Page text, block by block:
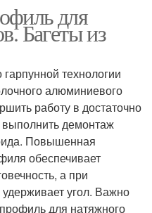
для
Багеты из
технологии
алюминиевого
работу в достаточно
выполнить демонтаж
Повышенная
обеспечивает
а при
угол. Важно
для натяжного